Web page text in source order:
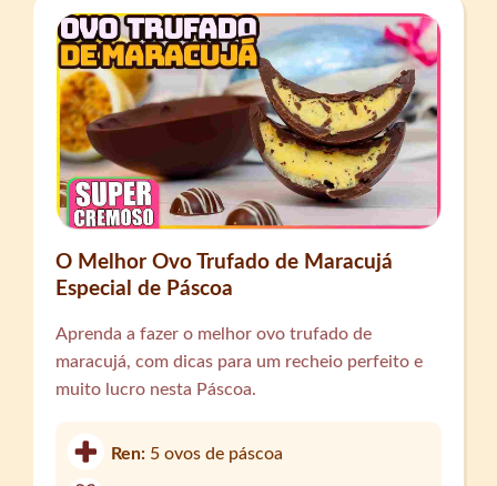
O Melhor Ovo Trufado de Maracujá
Especial de Páscoa
Aprenda a fazer o melhor ovo trufado de
maracujá, com dicas para um recheio perfeito e
muito lucro nesta Páscoa.
Ren: 5 ovos de páscoa